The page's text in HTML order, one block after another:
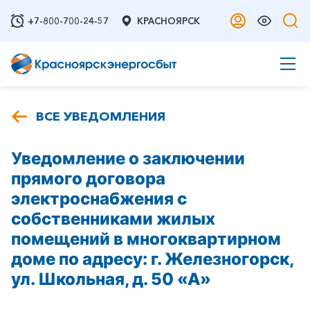
+7-800-700-24-57 КРАСНОЯРСК
ВСЕ УВЕДОМЛЕНИЯ
Уведомление о заключении
прямого договора
электроснабжения с
собственниками жилых
помещений в многоквартирном
доме по адресу: г. Железногорск,
ул. Школьная, д. 50 «А»